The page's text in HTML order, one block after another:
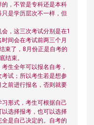
，不管是专科还是本科
是学历层次不一样，但
，这三次考试分别是在1
间会在考试前两三个月
束了，8月份正是自考的
结束。
生全年可以报名自考，
试；所以考生若是想参
前进行报名，否则就要
形式，考生可根据自己
选择报考，也可以选择
是自己决定的。自考的